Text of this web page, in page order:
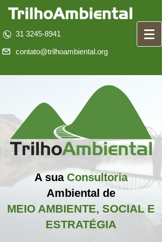
31 3245-8941
contato@trilhoambiental.org
A sua Consultoria
Ambiental de
MEIO AMBIENTE, SOCIAL E
ESTRATÉGIA